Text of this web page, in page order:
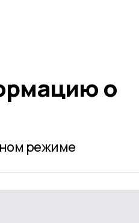
о
режиме